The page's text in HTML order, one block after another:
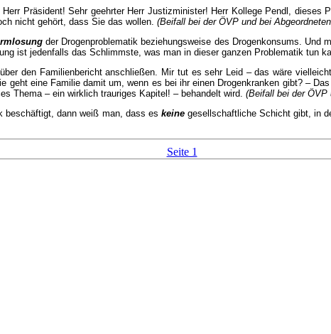
Herr Präsident! Sehr geehrter Herr Justizminister! Herr Kollege Pendl,
nicht gehört, dass Sie das wollen. (Beifall bei der ÖVP und bei
der Drogenproblematik beziehungsweise des Drogenkonsums.
ist jedenfalls das Schlimmste, was man in dieser ganzen Problematik tun
den Familienbericht anschließen. Mir tut es sehr Leid – das wäre
geht eine Familie damit um, wenn es bei ihr einen Drogenkranken gibt? –
Thema – ein wirklich trauriges Kapitel! – behandelt wird. (Beifall bei der ÖVP
beschäftigt, dann weiß man, dass es keine gesellschaftliche Schicht gibt, in
Seite 1